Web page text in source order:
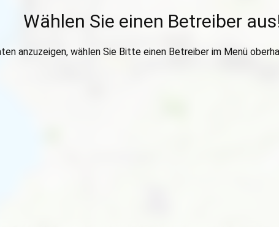
Wählen Sie einen Betreiber
anzuzeigen, wählen Sie Bitte einen Betreiber im Menü